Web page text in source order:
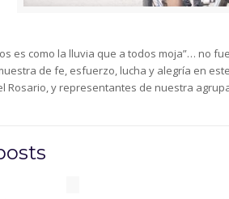
es como la lluvia que a todos moja”… no
de fe, esfuerzo, lucha y alegría en
Rosario, y representantes de nuestra